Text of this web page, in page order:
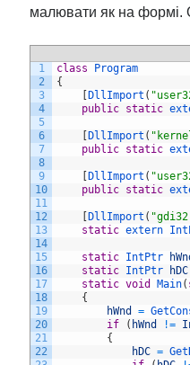
малювати як на формі.
1
2
3
4
5
6
7
8
9
10
11
12
13
14
15
16
17
18
19
20
21
22
class
Program
{
DllImport (
public static
DllImport (
public static
DllImport (
public static
DllImport (
static extern
static IntPtr
static IntPtr hDC
static void Main(
{
hWnd
=
if
( hWnd !=
{
hDC =